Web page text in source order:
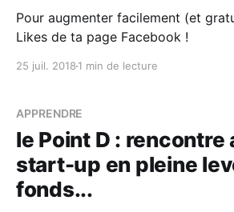
Pour augmenter facilement (et
Likes de ta page Facebook !
25 juil. 2018 1 min de lecture
APPRENDRE
le Point D : rencontre
start-up en pleine
fonds...